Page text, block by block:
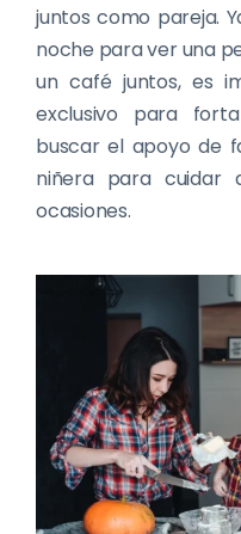
juntos como pareja.
noche para ver una
un café juntos, es
exclusivo para
buscar el apoyo de
niñera para cuidar
ocasiones.